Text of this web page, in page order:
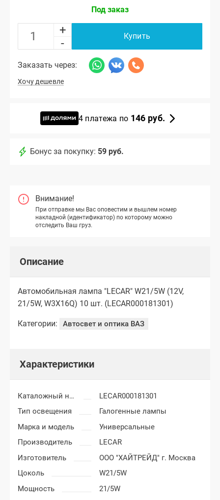
Под заказ
+
-
Купить
Заказать через:
Хочу дешевле
4 платежа по 146 руб.
Бонус за покупку: 59 руб.
Внимание!
При отправке мы Вас оповестим и вышлем номер
накладной (идентификатор) по которому можно
отследить Ваш груз.
Описание
Автомобильная лампа "LECAR" W21/5W (12V,
21/5W, W3X16Q) 10 шт. (LECAR000181301)
Категории: Автосвет и оптика ВАЗ
Характеристики
Каталожный номер
LECAR000181301
Тип освещения
Галогенные лампы
Марка и модель
Универсальные
Производитель
LECAR
Изготовитель
ООО "ХАЙТРЕЙД" г. Москва
Цоколь
W21/5W
Мощность
21/5W